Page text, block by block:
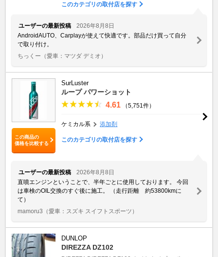
このカテゴリの取付店を探す
ユーザーの最新投稿
2026年8月8日
AndroidAUTO、Carplayが使えて快適です。部品だけ買って自分
で取り付け。
ちっくー （愛車：マツダ デミオ）
この商品の
価格を比較する
SurLuster
ループ パワーショット
4.61 （5,751件）
ケミカル系 添加剤
このカテゴリの取付店を探す
ユーザーの最新投稿
2026年8月8日
直噴エンジンということで、半年ごとに使用しております。 今回
は車検のOIL交換のすぐ後に施工。 （走行距離 約53800kmに
て）
mamoru3 （愛車：スズキ スイフトスポーツ）
DUNLOP
DIREZZA DZ102